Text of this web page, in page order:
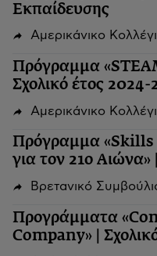
Εκπαίδευσης
Αμερικάνικο
Πρόγραμμα
Σχολικό έτος 2024-
Αμερικάνικο
Πρόγραμμα «Skills
για τον 21ο Αιώνα»
Βρετανικό
Προγράμματα
Company» |